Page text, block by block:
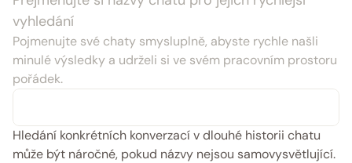
Blog
Aktualizace produktů
Přihlásit se
vyhledání
Pojmenujte své chaty smysluplně, abyste rychle našli
minulé výsledky a udrželi si ve svém pracovním prostoru
pořádek.
Hledání konkrétních konverzací v dlouhé historii chatu
může být náročné, pokud názvy nejsou samovysvětlující.